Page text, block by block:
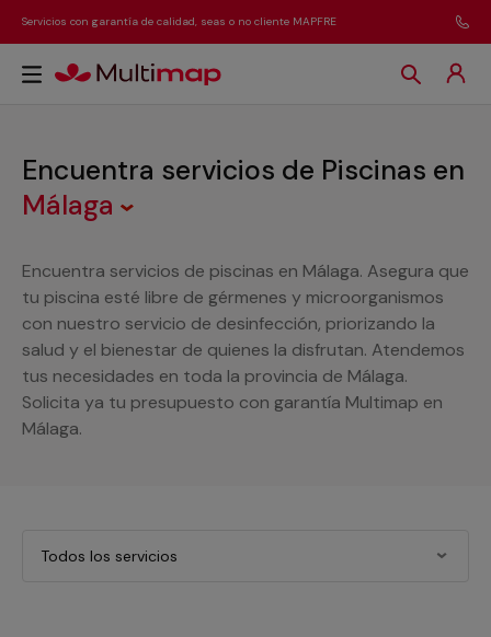
Servicios con garantía de calidad, seas o no cliente MAPFRE
Encuentra servicios de Piscinas en
Málaga
Encuentra servicios de piscinas en Málaga. Asegura que
tu piscina esté libre de gérmenes y microorganismos
con nuestro servicio de desinfección, priorizando la
salud y el bienestar de quienes la disfrutan. Atendemos
tus necesidades en toda la provincia de Málaga.
Solicita ya tu presupuesto con garantía Multimap en
Málaga.
Todos los servicios